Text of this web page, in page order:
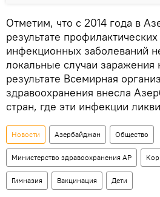
Отметим, что с 2014 года в
результате
инфекционных заболеваний
локальные случаи заражения
результате Всемирная
здравоохранения внесла
стран, где эти инфекции
Новости Азербайджан Общество
Министерство здравоохранения АР
Гимназия Вакцинация Дети